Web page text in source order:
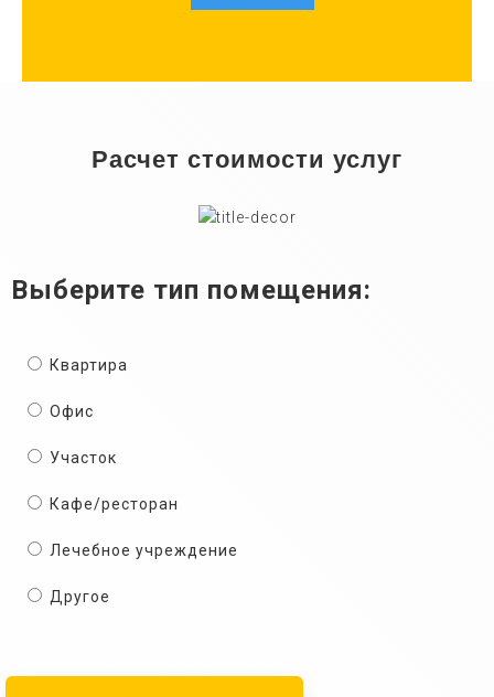
Расчет стоимости услуг
Выберите тип помещения:
Квартира
Офис
Участок
Кафе/ресторан
Лечебное учреждение
Другое